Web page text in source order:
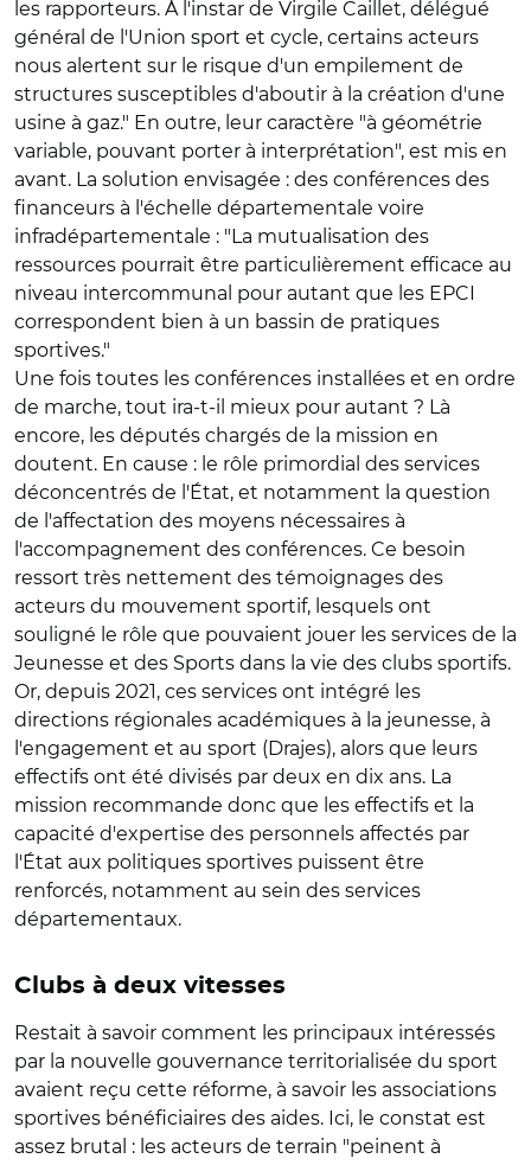
les rapporteurs. À l'instar de Virgile Caillet, délégué
général de l'Union sport et cycle, certains acteurs
nous alertent sur le risque d'un empilement de
structures susceptibles d'aboutir à la création d'une
usine à gaz." En outre, leur caractère "à géométrie
variable, pouvant porter à interprétation", est mis en
avant. La solution envisagée : des conférences des
financeurs à l'échelle départementale voire
infradépartementale : "La mutualisation des
ressources pourrait être particulièrement efficace au
niveau intercommunal pour autant que les EPCI
correspondent bien à un bassin de pratiques
sportives."
Une fois toutes les conférences installées et en ordre
de marche, tout ira-t-il mieux pour autant ? Là
encore, les députés chargés de la mission en
doutent. En cause : le rôle primordial des services
déconcentrés de l'État, et notamment la question
de l'affectation des moyens nécessaires à
l'accompagnement des conférences. Ce besoin
ressort très nettement des témoignages des
acteurs du mouvement sportif, lesquels ont
souligné le rôle que pouvaient jouer les services de la
Jeunesse et des Sports dans la vie des clubs sportifs.
Or, depuis 2021, ces services ont intégré les
directions régionales académiques à la jeunesse, à
l'engagement et au sport (Drajes), alors que leurs
effectifs ont été divisés par deux en dix ans. La
mission recommande donc que les effectifs et la
capacité d'expertise des personnels affectés par
l'État aux politiques sportives puissent être
renforcés, notamment au sein des services
départementaux.
Clubs à deux vitesses
Restait à savoir comment les principaux intéressés
par la nouvelle gouvernance territorialisée du sport
avaient reçu cette réforme, à savoir les associations
sportives bénéficiaires des aides. Ici, le constat est
assez brutal : les acteurs de terrain "peinent à